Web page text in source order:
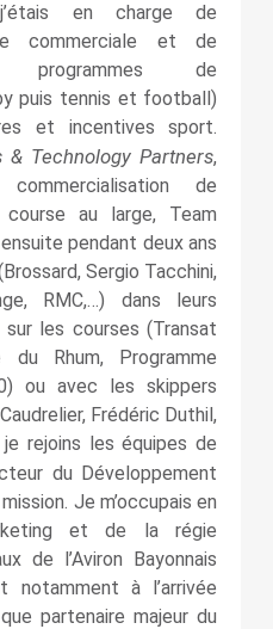
en charge de
commerciale et de
programmes de
puis tennis et football)
et incentives sport.
& Technology Partners,
de
au large, Team
pendant deux ans
Sergio Tacchini,
RMC,…) dans leurs
sur les courses (Transat
du Rhum, Programme
ou avec les skippers
Frédéric Duthil,
rejoins les équipes de
du Développement
Je m’occupais en
et de la régie
de l’Aviron Bayonnais
notamment à l’arrivée
partenaire majeur du